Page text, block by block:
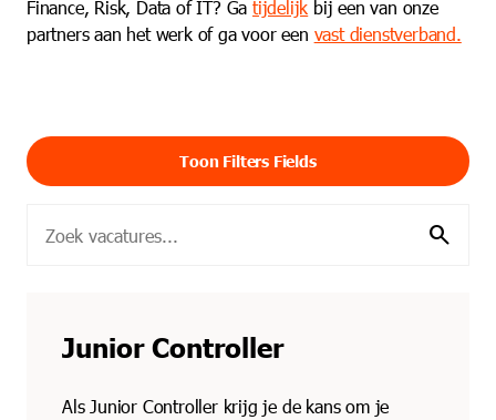
Finance, Risk, Data of IT? Gatijdelijk bij een van onze
partners aan het werk of ga voor een vast dienstverband.
Toon Filters Fields
search
Junior Controller
Als Junior Controller krijg je de kans om je